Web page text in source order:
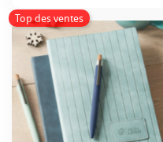
Top des ventes